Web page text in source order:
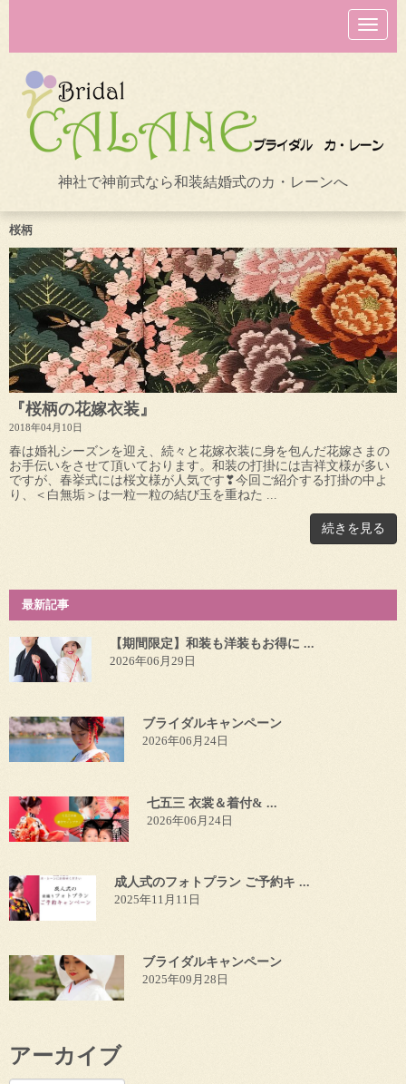
N
a
v
o
n
神社で神前式なら和装結婚式のカ・レーンへ
桜柄
『桜柄の花嫁衣装』
2018年04月10日
春は婚礼シーズンを迎え、続々と花嫁衣装に身を包んだ花嫁さまの
お手伝いをさせて頂いております。和装の打掛には吉祥文様が多い
ですが、春挙式には桜文様が人気です❣今回ご紹介する打掛の中よ
り、＜白無垢＞は一粒一粒の結び玉を重ねた ...
続きを見る
最新記事
【期間限定】和装も洋装もお得に ...
2026年06月29日
ブライダルキャンペーン
2026年06月24日
七五三 衣裳＆着付& ...
2026年06月24日
成人式のフォトプラン ご予約キ ...
2025年11月11日
ブライダルキャンペーン
2025年09月28日
アーカイブ